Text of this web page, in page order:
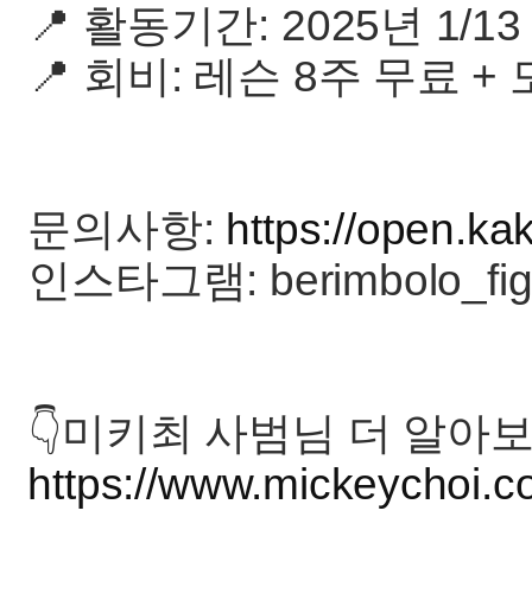
📍 활동기간: 2025년 1/
📍 회비: 레슨 8주 무료 +
문의사항: https://
인스타그램:
👇미키최 사범님 더 알아
https://